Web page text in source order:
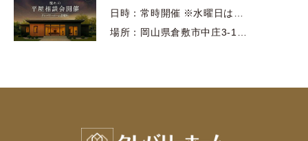
日時：常時開催 ※水曜日は…
場所：岡山県倉敷市中庄3-1…